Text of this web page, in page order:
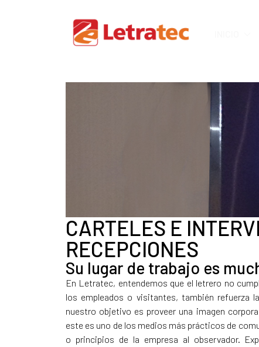
CARTELES E
RECEPCIONES
Su lugar de trabajo es
En Letratec, entendemos que el letrero no
los empleados o visitantes, también refuerza
nuestro objetivo es proveer una imagen
este es uno de los medios más prácticos de
o principios de la empresa al observador.